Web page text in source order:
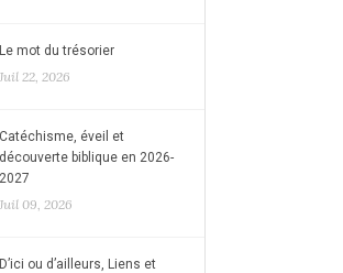
Le mot du trésorier
Juil 22, 2026
Catéchisme, éveil et
découverte biblique en 2026-
2027
Juil 09, 2026
D’ici ou d’ailleurs, Liens et